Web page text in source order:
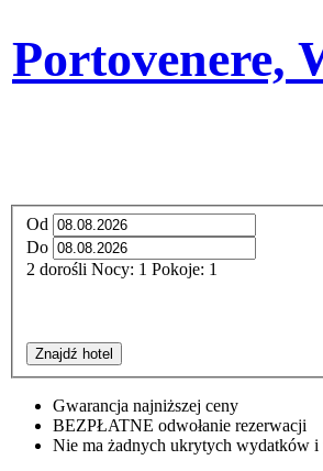
Portovenere,
Od
Do
2 dorośli Nocy: 1 Pokoje: 1
Znajdź hotel
Gwarancja najniższej ceny
BEZPŁATNE odwołanie rezerwacji
Nie ma żadnych ukrytych wydatków